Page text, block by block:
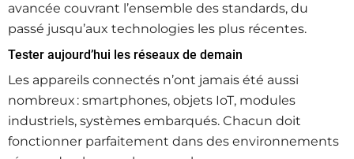
avancée couvrant l’ensemble des standards, du
passé jusqu’aux technologies les plus récentes.
Tester aujourd’hui les réseaux de demain
Les appareils connectés n’ont jamais été aussi
nombreux : smartphones, objets IoT, modules
industriels, systèmes embarqués. Chacun doit
fonctionner parfaitement dans des environnements